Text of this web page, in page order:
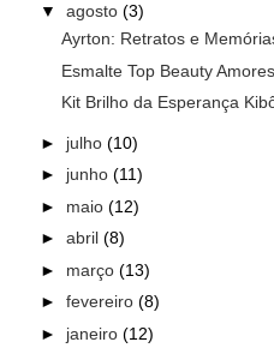
▼ agosto (3)
Ayrton: Retratos e
Esmalte Top Beauty
Kit Brilho da Esperança
► julho (10)
► junho (11)
► maio (12)
► abril (8)
► março (13)
► fevereiro (8)
► janeiro (12)